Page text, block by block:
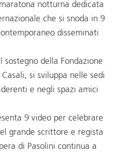
notturna dedicata
che si snoda in 9
disseminati
sostegno della Fondazione
si sviluppa nelle sedi
e negli spazi amici
9 video per celebrare
grande scrittore e regista
di Pasolini continua a